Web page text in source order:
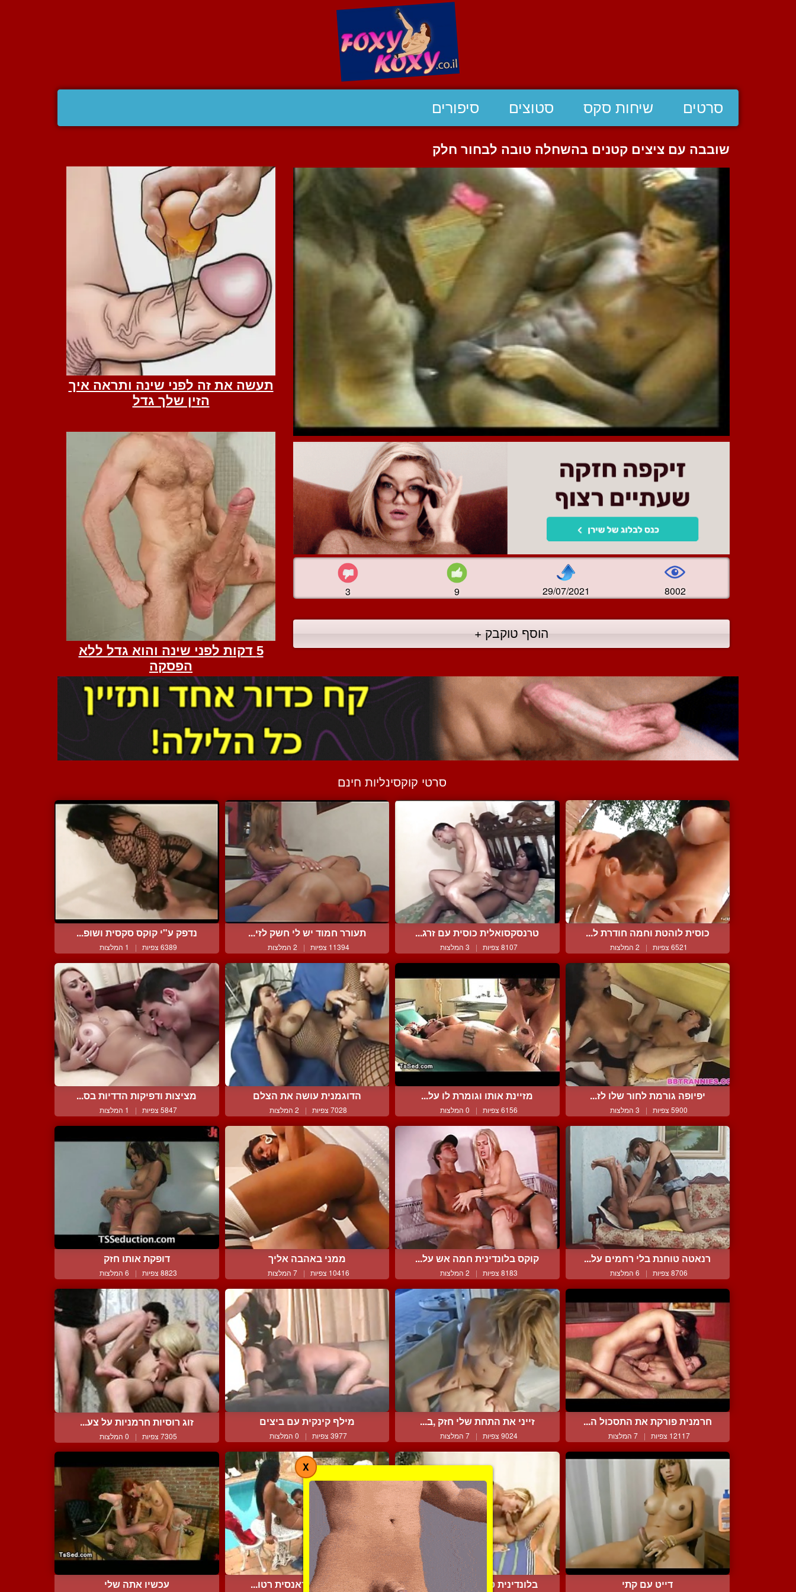
סרטים שיחות סקס סטוצים סיפורים
שובבה עם ציצים קטנים בהשחלה טובה לבחור חלק
3 9 29/07/2021 8002
הוסף טוקבק +
סרטי קוקסינליות חינם
כוסית לוהטת וחמה חודרת ל...
6521 צפיות | 2 המלצות
טרנסקסואלית כוסית עם זרג...
8107 צפיות | 3 המלצות
תעורר חמוד יש לי חשק לזי...
11394 צפיות | 2 המלצות
נדפק ע"י קוקס סקסית ושופ...
6389 צפיות | 1 המלצות
יפיופה גורמת לחור שלו לז...
5900 צפיות | 3 המלצות
מזיינת אותו וגומרת לו על...
6156 צפיות | 0 המלצות
הדוגמנית עושה את הצלם
7028 צפיות | 2 המלצות
מציצות ודפיקות הדדיות בס...
5847 צפיות | 1 המלצות
רנאטה טוחנת בלי רחמים על...
8706 צפיות | 6 המלצות
קוקס בלונדינית חמה אש על...
8183 צפיות | 2 המלצות
ממני באהבה אליך
10416 צפיות | 7 המלצות
דופקת אותו חזק
8823 צפיות | 6 המלצות
חרמנית פורקת את התסכול ה...
12117 צפיות | 7 המלצות
זייני את התחת שלי חזק ,ב...
9024 צפיות | 7 המלצות
מילף קינקית עם ביצים
3977 צפיות | 0 המלצות
זוג רוסיות חרמניות על צע...
7305 צפיות | 0 המלצות
דייט עם קתי בלונדינית טעימה במציצה ו... זיון נדיר עם טראנסית רטו... עכשיו אתה שלי
X